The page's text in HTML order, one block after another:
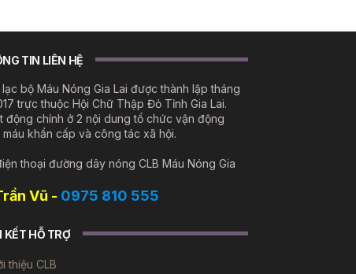
TIN LIÊN HỆ
lạc bộ Máu Nóng Gia Lai được thành lập tháng
trực thuộc Hội Chữ Thập Đỏ Tỉnh Gia Lai.
động chính ở 2 nội dung tổ chức vận động
máu khẩn cấp và công tác xã hội.
thoại đường dây nóng CLB Máu Nóng Gia
Vũ - 0975 810 555
KẾT HỖ TRỢ
thiệu CLB